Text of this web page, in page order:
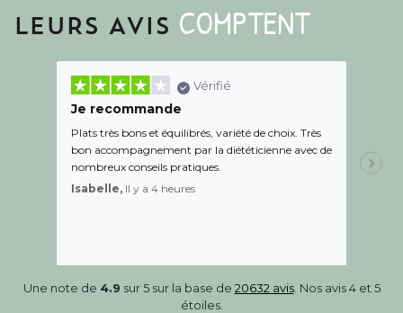
LEURS AVIS COMPTENT
Vérifié
Je recommande
Plats très bons et équilibrés, variété de choix. Très
bon accompagnement par la diététicienne avec de
nombreux conseils pratiques.
Isabelle, Il y a 4 heures
de l
aidé
Une note de 4.9 sur 5 sur la base de 20632 avis. Nos avis 4 et 5
étoiles.